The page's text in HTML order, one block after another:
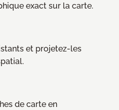
exact sur la carte.
et projetez-les
de carte en